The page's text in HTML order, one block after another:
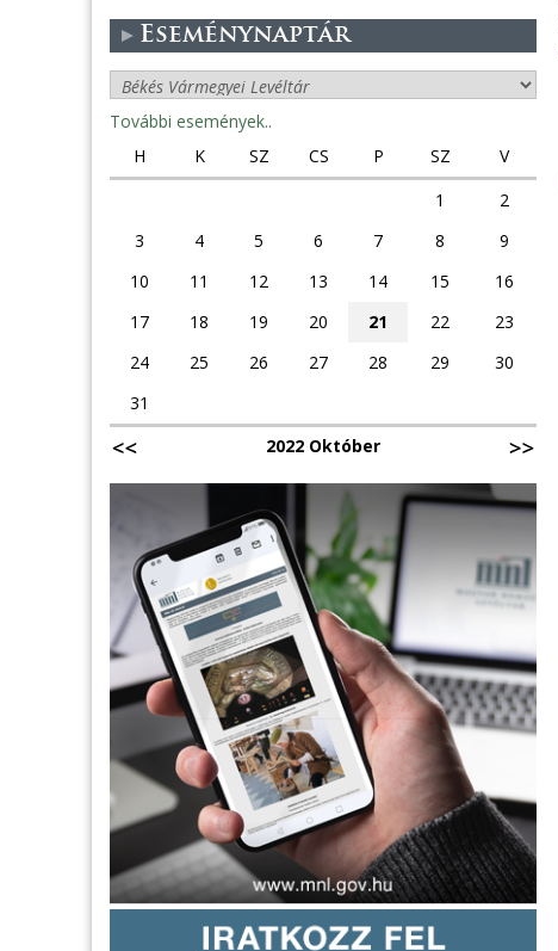
Eseménynaptár
További események..
H
K SZ CS P SZ
V
1
2
3
4 5 6 7 8
9
10
11 12 13 14 15
16
17
18 19 20 21 22
23
24
25 26 27 28 29
30
31
2022 Október